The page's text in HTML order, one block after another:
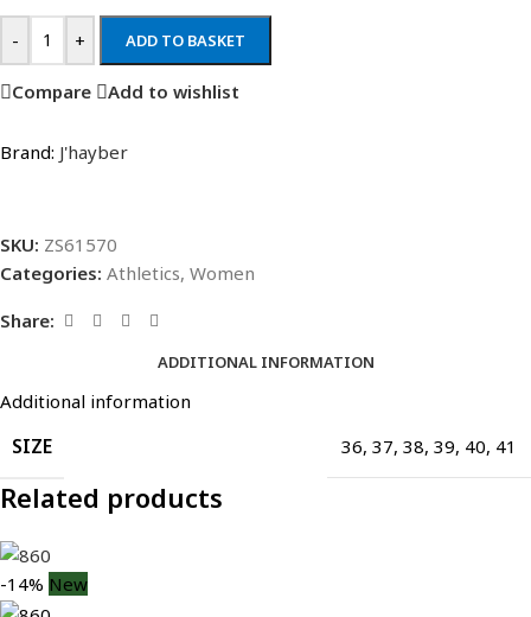
- + ADD TO BASKET
Compare Add to wishlist
Brand: J'hayber
SKU: ZS61570
Categories: Athletics, Women
Share:
ADDITIONAL INFORMATION
Additional information
SIZE 36, 37, 38, 39, 40, 41
Related products
-14% New